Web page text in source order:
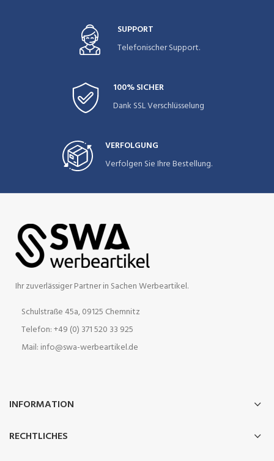
SUPPORT
Telefonischer Support.
100% SICHER
Dank SSL Verschlüsselung
VERFOLGUNG
Verfolgen Sie Ihre Bestellung.
Ihr zuverlässiger Partner in Sachen Werbeartikel.
Schulstraße 45a, 09125 Chemnitz
Telefon: +49 (0) 371 520 33 925
Mail: info@swa-werbeartikel.de
INFORMATION
RECHTLICHES